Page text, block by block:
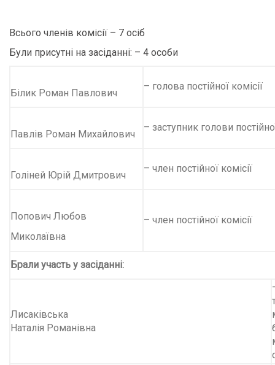
Всього членів комісії – 7 осіб
Були присутні на засіданні: – 4 особи
Білик Роман Павлович
– голова постійної комісії
Павлів Роман Михайлович
– заступник голови
Голіней Юрій Дмитрович
– член постійної комісії
Попович Любов
Миколаївна
– член постійної комісії
Брали участь у засіданні:
Лисаківська
Наталія Романівна